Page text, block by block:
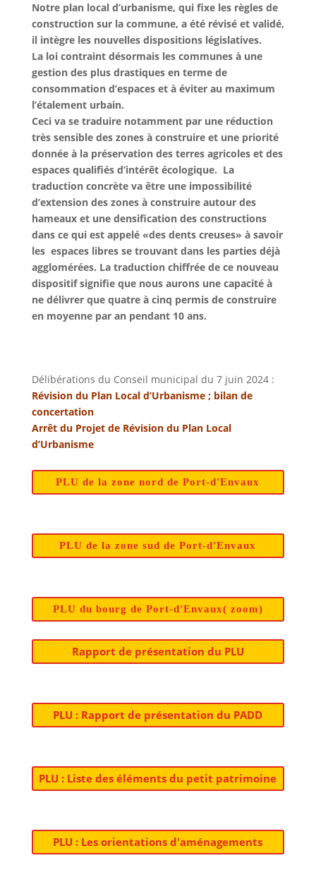
Notre plan local d’urbanisme, qui fixe les règles de
construction sur la commune, a été révisé et validé,
il intègre les nouvelles dispositions législatives.
La loi contraint désormais les communes à une
gestion des plus drastiques en terme de
consommation d’espaces et à éviter au maximum
l’étalement urbain.
Ceci va se traduire notamment par une réduction
très sensible des zones à construire et une priorité
donnée à la préservation des terres agricoles et des
espaces qualifiés d’intérêt écologique. La
traduction concrète va être une impossibilité
d’extension des zones à construire autour des
hameaux et une densification des constructions
dans ce qui est appelé «des dents creuses» à savoir
les espaces libres se trouvant dans les parties déjà
agglomérées. La traduction chiffrée de ce nouveau
dispositif signifie que nous aurons une capacité à
ne délivrer que quatre à cinq permis de construire
en moyenne par an pendant 10 ans.
Délibérations du Conseil municipal du 7 juin 2024 :
Révision du Plan Local d’Urbanisme ; bilan de
concertation
Arrêt du Projet de Révision du Plan Local
d’Urbanisme
PLU de la zone nord de Port-d'Envaux
PLU de la zone sud de Port-d'Envaux
PLU du bourg de Port-d'Envaux( zoom)
Rapport de présentation du PLU
PLU : Rapport de présentation du PADD
PLU : Liste des éléments du petit patrimoine
PLU : Les orientations d'aménagements